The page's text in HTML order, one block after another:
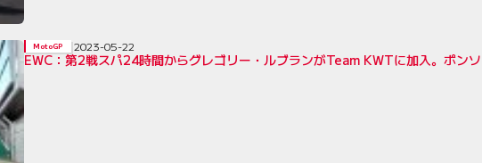
EWC：第2戦スパ24時間からグレゴリー・ルブランがTeam KWTに加入。ポン
MotoGP 2023-05-22